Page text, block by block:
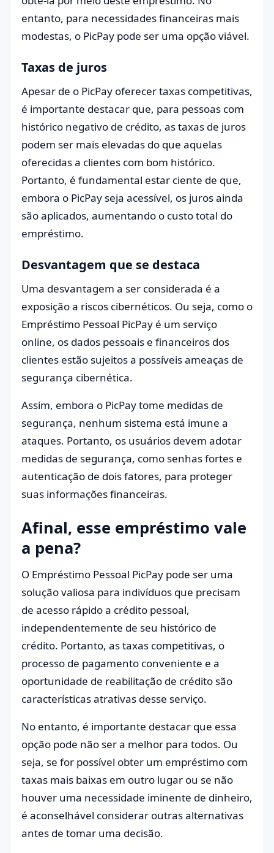
entanto, para necessidades financeiras mais
modestas, o PicPay pode ser uma opção viável.
Taxas de juros
Apesar de o PicPay oferecer taxas competitivas,
é importante destacar que, para pessoas com
histórico negativo de crédito, as taxas de juros
podem ser mais elevadas do que aquelas
oferecidas a clientes com bom histórico.
Portanto, é fundamental estar ciente de que,
embora o PicPay seja acessível, os juros ainda
são aplicados, aumentando o custo total do
empréstimo.
Desvantagem que se destaca
Uma desvantagem a ser considerada é a
exposição a riscos cibernéticos. Ou seja, como o
Empréstimo Pessoal PicPay é um serviço
online, os dados pessoais e financeiros dos
clientes estão sujeitos a possíveis ameaças de
segurança cibernética.
Assim, embora o PicPay tome medidas de
segurança, nenhum sistema está imune a
ataques. Portanto, os usuários devem adotar
medidas de segurança, como senhas fortes e
autenticação de dois fatores, para proteger
suas informações financeiras.
Afinal, esse empréstimo vale
a pena?
O Empréstimo Pessoal PicPay pode ser uma
solução valiosa para indivíduos que precisam
de acesso rápido a crédito pessoal,
independentemente de seu histórico de
crédito. Portanto, as taxas competitivas, o
processo de pagamento conveniente e a
oportunidade de reabilitação de crédito são
características atrativas desse serviço.
No entanto, é importante destacar que essa
opção pode não ser a melhor para todos. Ou
seja, se for possível obter um empréstimo com
taxas mais baixas em outro lugar ou se não
houver uma necessidade iminente de dinheiro,
é aconselhável considerar outras alternativas
antes de tomar uma decisão.